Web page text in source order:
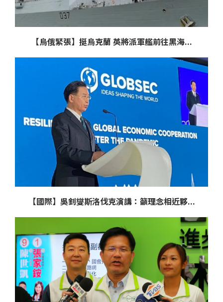
【烏俄緊張】挺烏克蘭 英將派軍艦前往黑海...
【國際】吳釗燮斯洛伐克演講：籲理念相近夥...